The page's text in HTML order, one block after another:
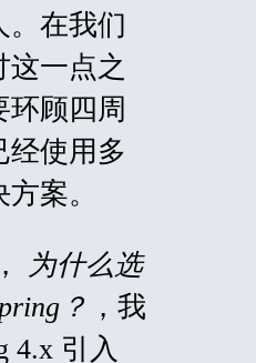
。在我们
这一点之
环顾四周
经使用多
案。
为什么选
？ ，我
4.x 引入